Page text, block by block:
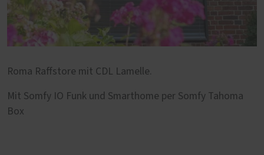
Roma Raffstore mit CDL Lamelle.
Mit Somfy IO Funk und Smarthome per Somfy Tahoma
Box